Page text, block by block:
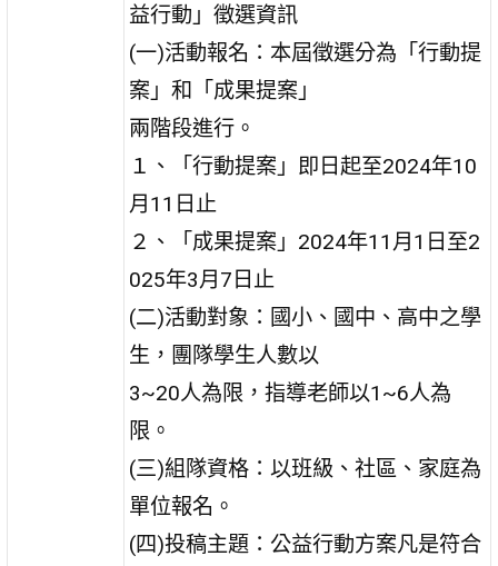
益行動」徵選資訊
(一)活動報名：本屆徵選分為「行動提
案」和「成果提案」
兩階段進行。
１、「行動提案」即日起至2024年10
月11日止
２、「成果提案」2024年11月1日至2
025年3月7日止
(二)活動對象：國小、國中、高中之學
生，團隊學生人數以
3~20人為限，指導老師以1~6人為
限。
(三)組隊資格：以班級、社區、家庭為
單位報名。
(四)投稿主題：公益行動方案凡是符合